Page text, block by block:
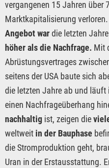
vergangenen 15 Jahren über
Marktkapitalisierung verloren.
Angebot wardie letzten
höher als die Nachfrage. Mit
Abrüstungsvertrages
seitens der USA baute sich
die letzten Jahre ab und
einen Nachfrageüberhang
nachhaltig ist, zeigen die
weltweit in der Bauphase
die Stromproduktion geht,
Uran in der Erstausstattung.